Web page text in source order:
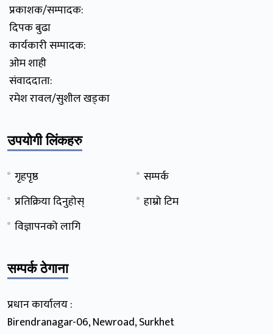
प्रकाशक/सम्पादक:
दिपक बुढा
कार्यकारी सम्पादक:
ओम शाही
संवाददाता:
रमेश रावल/सुशील खड्का
उपयोगी लिंकहरु
गृहपृष्ठ
सम्पर्क
प्रतिक्रिया दिनुहोस्
हाम्रो टिम
विज्ञापनको लागि
सम्पर्क ठेगाना
प्रधान कार्यालय :
Birendranagar-06, Newroad, Surkhet